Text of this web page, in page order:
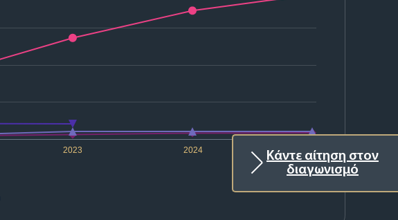
Κάντε αίτηση στον
διαγωνισμό
2023 2024 2025